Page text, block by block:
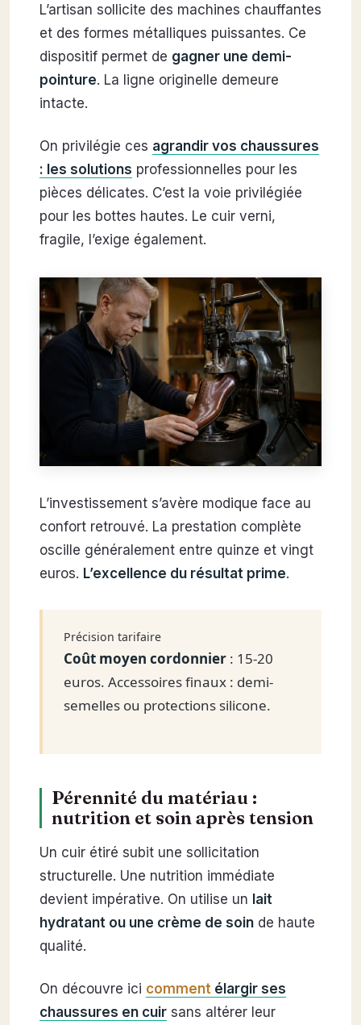
L’artisan sollicite des machines chauffantes
et des formes métalliques puissantes. Ce
dispositif permet de gagner une demi-
pointure. La ligne originelle demeure
intacte.
On privilégie ces agrandir vos chaussures
: les solutions professionnelles pour les
pièces délicates. C’est la voie privilégiée
pour les bottes hautes. Le cuir verni,
fragile, l’exige également.
L’investissement s’avère modique face au
confort retrouvé. La prestation complète
oscille généralement entre quinze et vingt
euros. L’excellence du résultat prime.
Précision tarifaire
Coût moyen cordonnier: 15-20
euros. Accessoires finaux : demi-
semelles ou protections silicone.
Pérennité du matériau :
nutrition et soin après tension
Un cuir étiré subit une sollicitation
structurelle. Une nutrition immédiate
devient impérative. On utilise un lait
hydratant ou une crème de soinde haute
qualité.
On découvre ici comment élargir ses
chaussures en cuirsans altérer leur